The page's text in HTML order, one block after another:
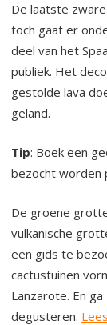
De laatste
toch gaat er
deel van het
publiek. Het
gestolde lava
geland.
Tip: Boek een
bezocht worden
De groene
vulkanische
een gids te
cactustuinen
Lanzarote. En
degusteren.